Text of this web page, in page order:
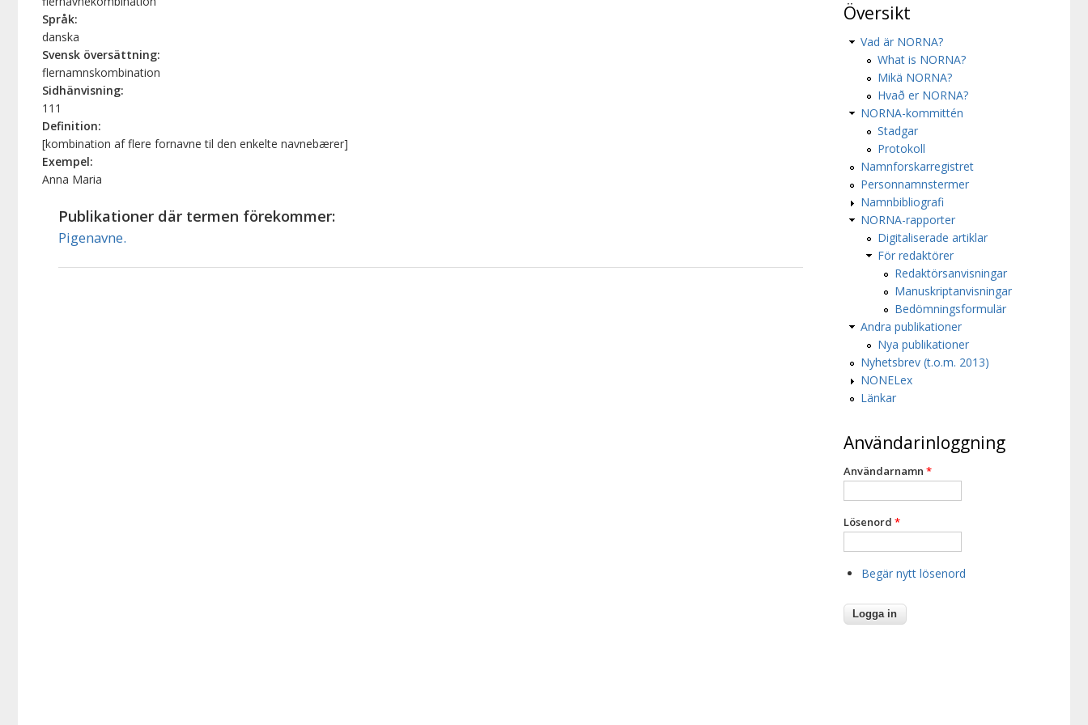
Språk:
danska
Svensk översättning:
flernamnskombination
Sidhänvisning:
111
Definition:
[kombination af flere fornavne til den enkelte navnebærer]
Exempel:
Anna Maria
Publikationer där termen förekommer:
Pigenavne.
Översikt
Vad är NORNA?
What is NORNA?
Mikä NORNA?
Hvað er NORNA?
NORNA-kommittén
Stadgar
Protokoll
Namnforskarregistret
Personnamnstermer
Namnbibliografi
NORNA-rapporter
Digitaliserade artiklar
För redaktörer
Redaktörsanvisningar
Manuskriptanvisningar
Bedömningsformulär
Andra publikationer
Nya publikationer
Nyhetsbrev (t.o.m. 2013)
NONELex
Länkar
Användarinloggning
Användarnamn *
Lösenord *
Begär nytt lösenord